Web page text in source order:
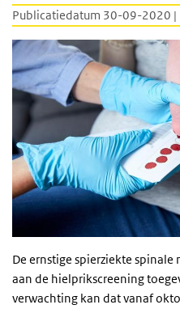
Publicatiedatum 30-09-2020 |
De ernstige spierziekte spinale
aan de hielprikscreening
verwachting kan dat vanaf